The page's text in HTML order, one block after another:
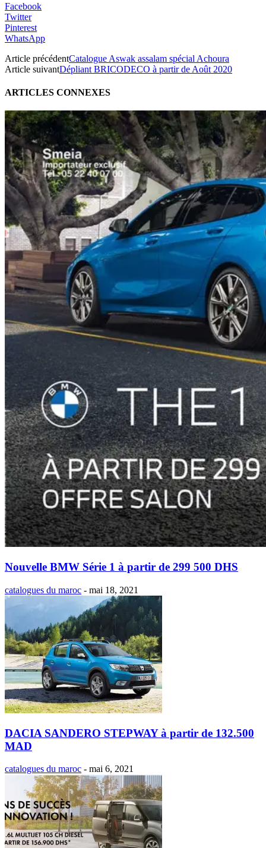
Facebook
Twitter
Pinterest
WhatsApp
Article précédentCatalogue Aswak assalam spécial Achoura
Article suivantDépliant BRICODECO à partir de Août 2020
ARTICLES CONNEXES
Nouvelle BMW Série 1 à partir de 299 500 DHS
catalogues du maroc - mai 18, 2021
DACIA SANDERO STEPWAY à partir de 132.500
MAD
catalogues du maroc - mai 6, 2021